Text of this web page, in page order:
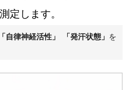
定します。
「自律神経活性」 「発汗状態」 を